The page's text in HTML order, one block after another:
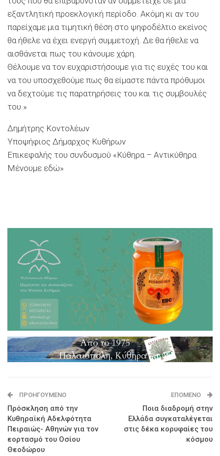
εξαντλητική προεκλογική περίοδο. Ακόμη κι αν του
παρείχαμε μια τιμητική θέση στο ψηφοδέλτιο εκείνος
θα ήθελε να έχει ενεργή συμμετοχή. Δε θα ήθελε να
αισθάνεται πως του κάνουμε χάρη.
Θέλουμε να τον ευχαριστήσουμε για τις ευχές του και
να του υποσχεθούμε πως θα είμαστε πάντα πρόθυμοι
να δεχτούμε τις παρατηρήσεις του και τις συμβουλές
του.»
Δημήτρης Κοντολέων
Υποψήφιος Δήμαρχος Κυθήρων
Επικεφαλής του συνδυσμού «Κύθηρα – Αντικύθηρα
Μένουμε εδώ»
ΠΡΟΗΓΟΎΜΕΝΟ
Πρόσκληση από την
Κυθηραϊκή Αδελφότητα
Πειραιώς- Αθηνών για τον
εορτασμό του Οσίου
Θεοδώρου
ΕΠΌΜΕΝΟ
Ποια διαδρομή στην
Ελλάδα συγκαταλέγεται
στις δέκα κορυφαίες του
κόσμου